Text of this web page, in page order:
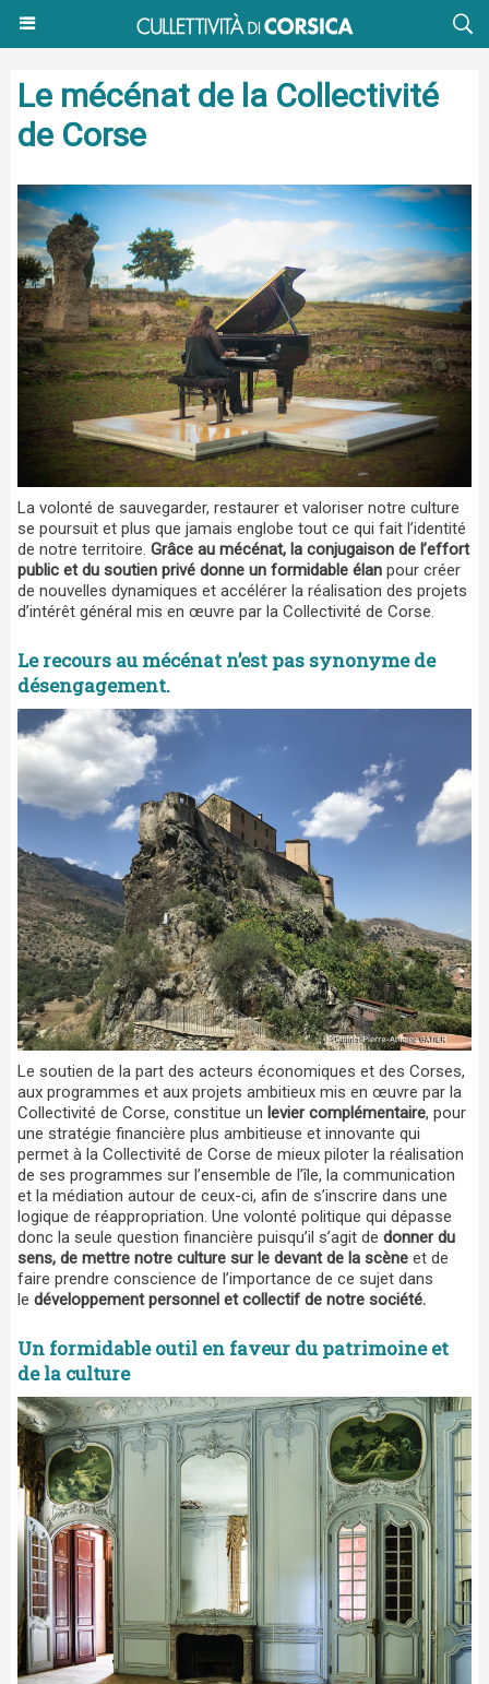
Le mécénat de la Collectivité
de Corse
La volonté de sauvegarder, restaurer et valoriser notre culture
se poursuit et plus que jamais englobe tout ce qui fait l’identité
de notre territoire. Grâce au mécénat, la conjugaison de l’effort
public et du soutien privé donne un formidable élan pour créer
de nouvelles dynamiques et accélérer la réalisation des projets
d’intérêt général mis en œuvre par la Collectivité de Corse.
​Le recours au mécénat n’est pas synonyme de
désengagement.
Le soutien de la part des acteurs économiques et des Corses,
aux programmes et aux projets ambitieux mis en œuvre par la
Collectivité de Corse, constitue un levier complémentaire, pour
une stratégie financière plus ambitieuse et innovante qui
permet à la Collectivité de Corse de mieux piloter la réalisation
de ses programmes sur l’ensemble de l’île, la communication
et la médiation autour de ceux-ci, afin de s’inscrire dans une
logique de réappropriation. Une volonté politique qui dépasse
donc la seule question financière puisqu’il s’agit de donner du
sens, de mettre notre culture sur le devant de la scène et de
faire prendre conscience de l’importance de ce sujet dans
le développement personnel et collectif de notre société.
Un formidable outil en faveur du patrimoine et
de la culture